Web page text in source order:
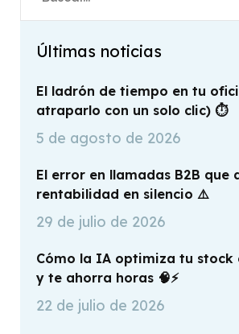
Últimas noticias
El ladrón de tiempo en tu
atraparlo con un solo clic) ⏱️
5 de agosto de 2026
El error en llamadas B2B que
rentabilidad en silencio ⚠️
29 de julio de 2026
Cómo la IA optimiza tu stock
y te ahorra horas 🧠⚡
22 de julio de 2026